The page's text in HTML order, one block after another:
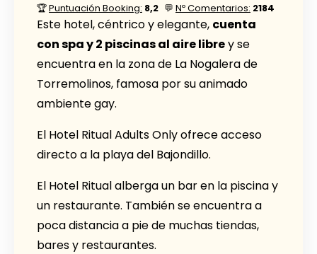
🏆Puntuación Booking: 8,2 💬 Nº Comentarios: 2184
Este hotel, céntrico y elegante, cuenta
con spa y 2 piscinas al aire librey se
encuentra en la zona de La Nogalera de
Torremolinos, famosa por su animado
ambiente gay.
El Hotel Ritual Adults Only ofrece acceso
directo a la playa del Bajondillo.
El Hotel Ritual alberga un bar en la piscina y
un restaurante. También se encuentra a
poca distancia a pie de muchas tiendas,
bares y restaurantes.